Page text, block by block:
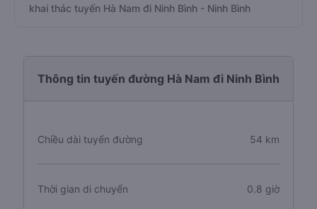
khai thác tuyến Hà Nam đi Ninh Bình - Ninh Bình
Thông tin tuyến đường Hà Nam đi Ninh Bình
Chiều dài tuyến đường 54 km
Thời gian di chuyển 0.8 giờ